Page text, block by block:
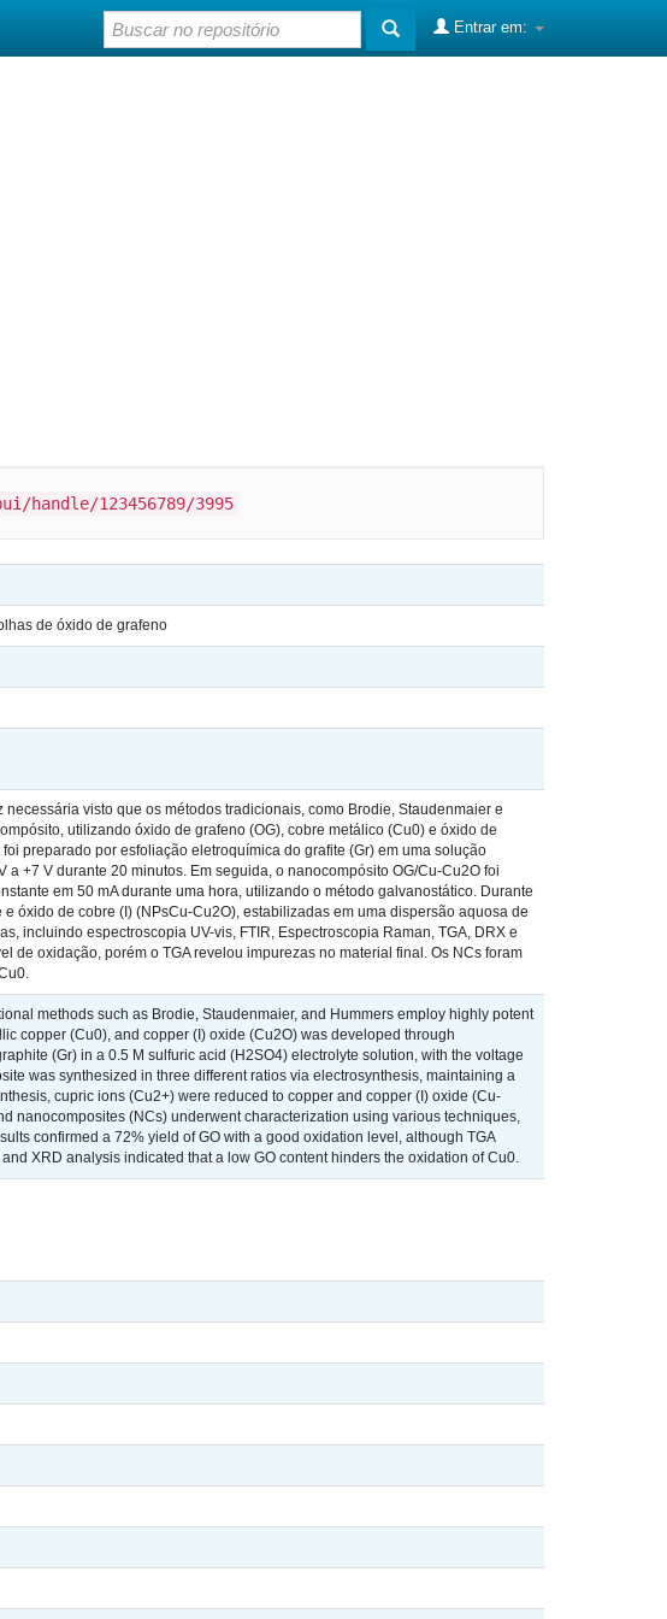
Entrar em:
123456789/3995
de óxido de grafeno
visto que os métodos tradicionais, como Brodie, Staudenmaier e
utilizando óxido de grafeno (OG), cobre metálico (Cu0) e óxido de
preparado por esfoliação eletroquímica do grafite (Gr) em uma solução
+7 V durante 20 minutos. Em seguida, o nanocompósito OG/Cu-Cu2O foi
em 50 mA durante uma hora, utilizando o método galvanostático. Durante
óxido de cobre (I) (NPsCu-Cu2O), estabilizadas em uma dispersão aquosa de
incluindo espectroscopia UV-vis, FTIR, Espectroscopia Raman, TGA, DRX e
de oxidação, porém o TGA revelou impurezas no material final. Os NCs foram
methods such as Brodie, Staudenmaier, and Hummers employ highly potent
copper (Cu0), and copper (I) oxide (Cu2O) was developed through
(Gr) in a 0.5 M sulfuric acid (H2SO4) electrolyte solution, with the voltage
was synthesized in three different ratios via electrosynthesis, maintaining a
cupric ions (Cu2+) were reduced to copper and copper (I) oxide (Cu-
nanocomposites (NCs) underwent characterization using various techniques,
confirmed a 72% yield of GO with a good oxidation level, although TGA
XRD analysis indicated that a low GO content hinders the oxidation of Cu0.